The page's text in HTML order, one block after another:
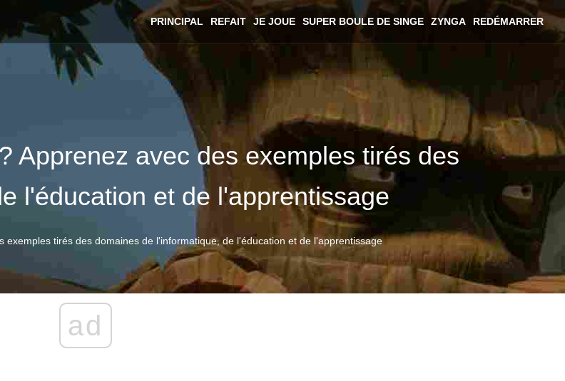
PRINCIPAL REFAIT JE JOUE SUPER BOULE DE SINGE ZYNGA REDÉMARRER
Apprenez avec des exemples tirés des
l'éducation et de l'apprentissage
exemples tirés des domaines de l'informatique, de l'éducation et de l'apprentissage
ad